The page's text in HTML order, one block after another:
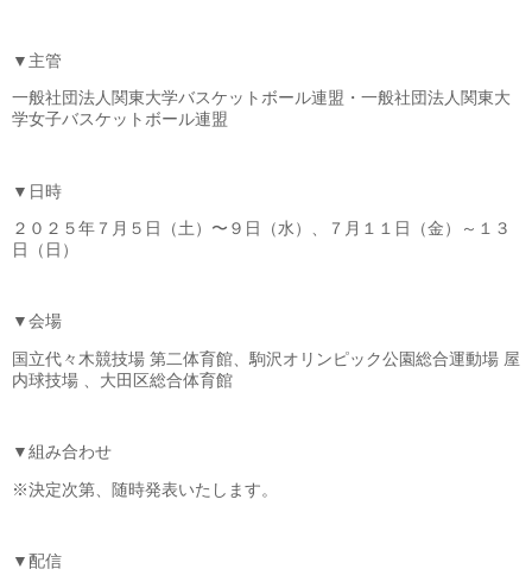
▼主管
一般社団法人関東大学バスケットボール連盟・一般社団法人関東大
学女子バスケットボール連盟
▼日時
２０２５年７月５日（土）〜９日（水）、７月１１日（金）～１３
日（日）
▼会場
国立代々木競技場 第二体育館、駒沢オリンピック公園総合運動場 屋
内球技場 、大田区総合体育館
▼組み合わせ
※決定次第、随時発表いたします。
▼配信